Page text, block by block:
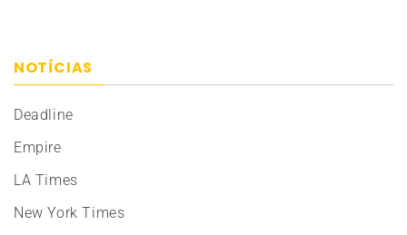
NOTÍCIAS
Deadline
Empire
LA Times
New York Times